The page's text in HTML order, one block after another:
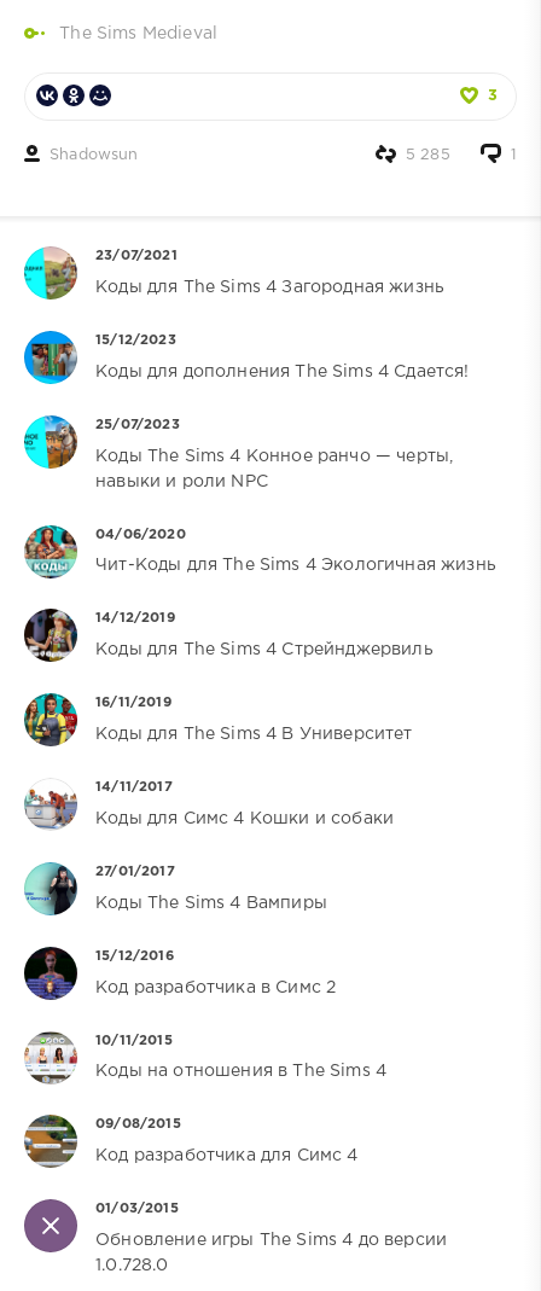
The Sims Medieval
3
Shadowsun 1
5 285
23/07/2021
Коды для The Sims 4 Загородная жизнь
15/12/2023
Коды для дополнения The Sims 4 Сдается!
25/07/2023
Коды The Sims 4 Конное ранчо — черты,
навыки и роли NPC
04/06/2020
Чит-Коды для The Sims 4 Экологичная жизнь
14/12/2019
Коды для The Sims 4 Стрейнджервиль
16/11/2019
Коды для The Sims 4 В Университет
14/11/2017
Коды для Симс 4 Кошки и собаки
27/01/2017
Коды The Sims 4 Вампиры
15/12/2016
Код разработчика в Симс 2
10/11/2015
Коды на отношения в The Sims 4
09/08/2015
Код разработчика для Симс 4
01/03/2015
Обновление игры The Sims 4 до версии
1.0.728.0